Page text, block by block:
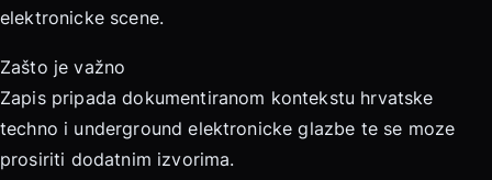
elektronicke scene.
Zašto je važno
Zapis pripada dokumentiranom kontekstu hrvatske
techno i underground elektronicke glazbe te se moze
prosiriti dodatnim izvorima.